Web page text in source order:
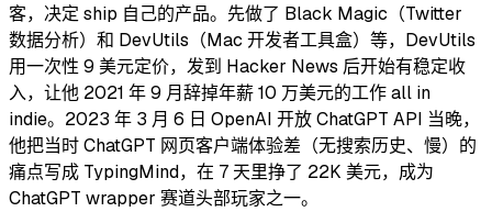
客，决定 ship 自己的产品。先做了 Black Magic（Twitter
数据分析）和 DevUtils（Mac 开发者工具盒）等，DevUtils
用一次性 9 美元定价，发到 Hacker News 后开始有稳定收
入，让他 2021 年 9 月辞掉年薪 10 万美元的工作 all in
indie。2023 年 3 月 6 日 OpenAI 开放 ChatGPT API 当晚，
他把当时 ChatGPT 网页客户端体验差（无搜索历史、慢）的
痛点写成 TypingMind，在 7 天里挣了 22K 美元，成为
ChatGPT wrapper 赛道头部玩家之一。